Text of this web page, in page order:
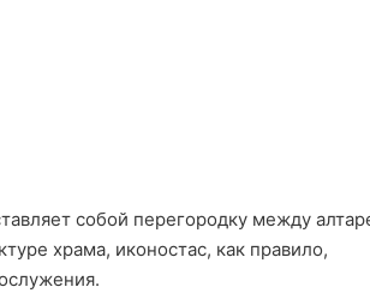
собой перегородку между
храма, иконостас, как правило,